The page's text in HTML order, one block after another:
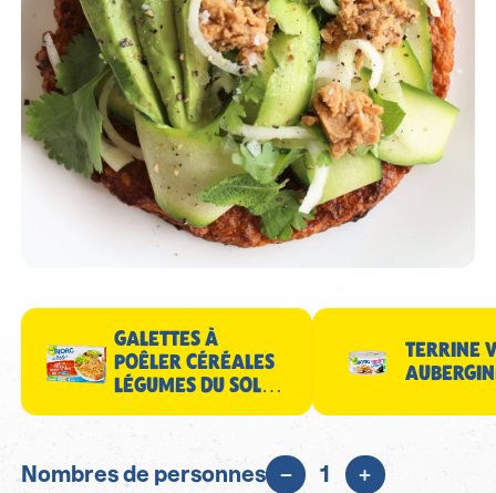
GALETTES À
POÊLER CÉRÉALES
LÉGUMES DU SOLEIL
TERRINE
Nombres de personnes 1